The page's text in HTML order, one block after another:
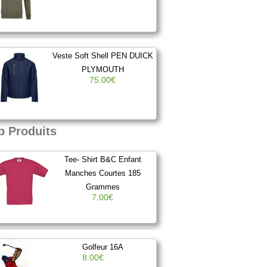
Veste Soft Shell PEN DUICK
PLYMOUTH
75.00€
Produits
Tee- Shirt B&C Enfant
Manches Courtes 185
Grammes
7.00€
Golfeur 16A
8.00€